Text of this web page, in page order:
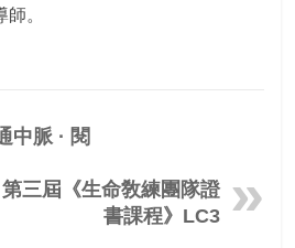
。
中脈 · 閱
第三屆《生命敎練團隊證
書課程》LC3